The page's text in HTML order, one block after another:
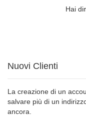
Hai
Nuovi Clienti
La creazione di un
salvare più di un
ancora.